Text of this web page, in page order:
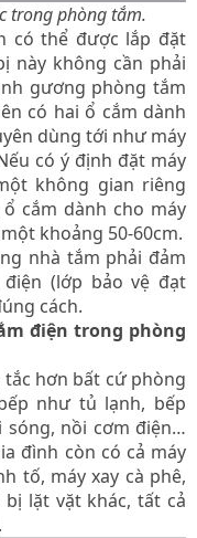
trong phòng tắm.
có thể được lắp đặt
này không cần phải
gương phòng tắm
có hai ổ cắm dành
dùng tới như máy
có ý định đặt máy
không gian riêng
cắm dành cho máy
khoảng 50-60cm.
nhà tắm phải đảm
(lớp bảo vệ đạt
cách.
điện trong phòng
tắc hơn bất cứ phòng
như tủ lạnh, bếp
sóng, nồi cơm điện…
đình còn có cả máy
tố, máy xay cà phê,
lặt vặt khác, tất cả